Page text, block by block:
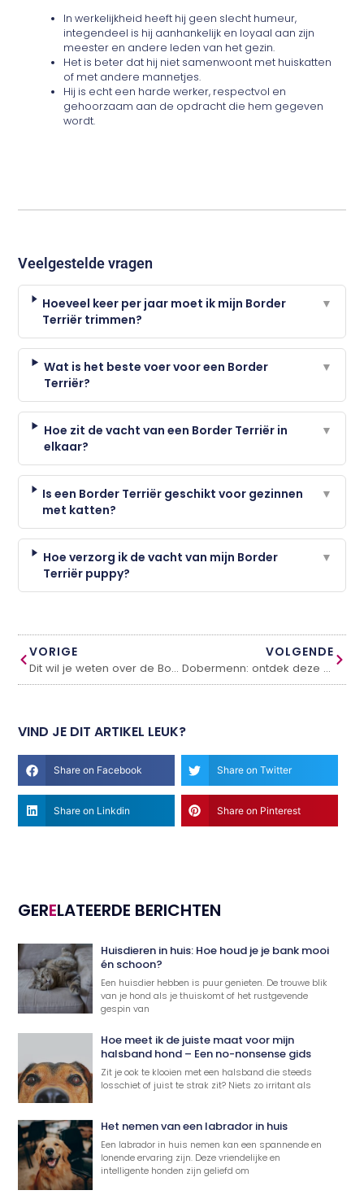
In werkelijkheid heeft hij geen slecht humeur,
integendeel is hij aanhankelijk en loyaal aan zijn
meester en andere leden van het gezin.
Het is beter dat hij niet samenwoont met huiskatten
of met andere mannetjes.
Hij is echt een harde werker, respectvol en
gehoorzaam aan de opdracht die hem gegeven
wordt.
Veelgestelde vragen
Hoeveel keer per jaar moet ik mijn Border
Terriër trimmen?
▼
Wat is het beste voer voor een Border
Terriër?
▼
Hoe zit de vacht van een Border Terriër in
elkaar?
▼
Is een Border Terriër geschikt voor gezinnen
met katten?
▼
Hoe verzorg ik de vacht van mijn Border
Terriër puppy?
▼
VORIGE
Dit wil je weten over de Bordeaux Dog
VOLGENDE
Dobermenn: ontdek deze hond
VIND JE DIT ARTIKEL LEUK?
Share on Facebook Share on Twitter
Share on Linkdin Share on Pinterest
GERELATEERDE BERICHTEN
Huisdieren in huis: Hoe houd je je bank mooi
én schoon?
Een huisdier hebben is puur genieten. De trouwe blik
van je hond als je thuiskomt of het rustgevende
gespin van
Hoe meet ik de juiste maat voor mijn
halsband hond – Een no-nonsense gids
Zit je ook te klooien met een halsband die steeds
losschiet of juist te strak zit? Niets zo irritant als
Het nemen van een labrador in huis
Een labrador in huis nemen kan een spannende en
lonende ervaring zijn. Deze vriendelijke en
intelligente honden zijn geliefd om